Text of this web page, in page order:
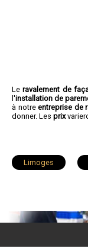
Leravalement de
l'installation de
à notreentreprise de
donner. Les prix
Limoges
Saint-Priest-Taurion